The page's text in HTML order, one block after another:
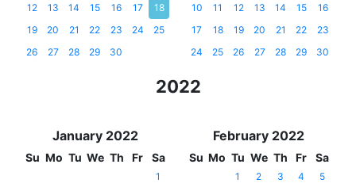
12
13 14 15 16 17
18
19
20 21 22 23 24
25
26
27 28 29 30
10
11 12 13 14 15
16
17
18 19 20 21 22
23
24
25 26 27 28 29 30
2022
January 2022
Su Mo Tu We Th Fr Sa
1
February 2022
Su Mo Tu We Th Fr Sa
1 2 3 4
5